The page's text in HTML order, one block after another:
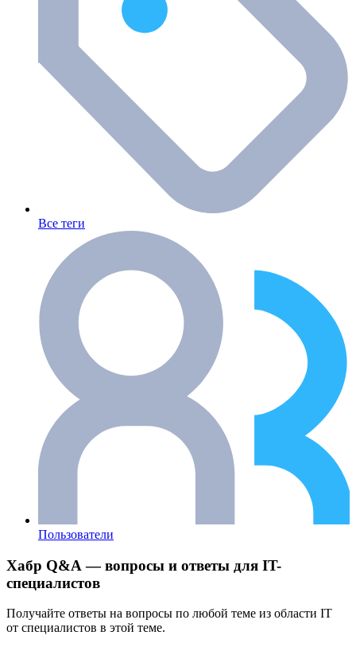
Все теги
Пользователи
Хабр Q&A — вопросы и ответы для IT-
специалистов
Получайте ответы на вопросы по любой теме из области IT
от специалистов в этой теме.